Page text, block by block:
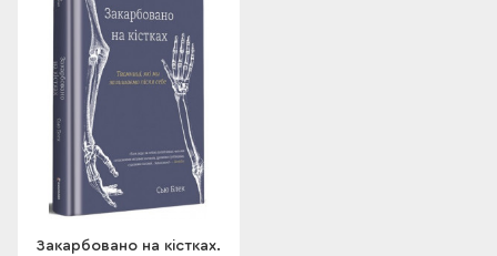
Закарбовано на кістках.